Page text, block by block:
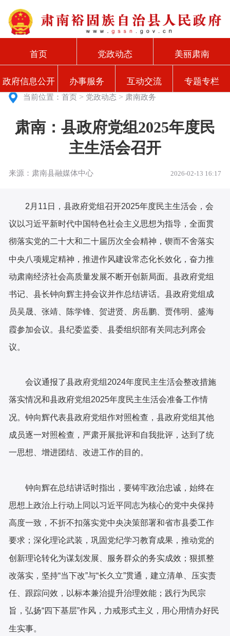
首页 党政动态 美丽肃南
政府信息公开 办事服务 互动交流 专题专栏
当前位置：首页 > 党政动态 > 肃南政务
肃南：县政府党组2025年度民
主生活会召开
来源：肃南县融媒体中心 2026-02-13 16:17
2月11日，县政府党组召开2025年度民主生活会，会
议以习近平新时代中国特色社会主义思想为指导，全面贯
彻落实党的二十大和二十届历次全会精神，锲而不舍落实
中央八项规定精神，推进作风建设常态化长效化，奋力推
动肃南经济社会高质量发展不断开创新局面。县政府党组
书记、县长钟向辉主持会议并作总结讲话。县政府党组成
员吴晟、张靖、陈学锋、贺进贤、房岳鹏、贾伟明、盛海
霞参加会议。县纪委监委、县委组织部有关同志列席会
议。
会议通报了县政府党组2024年度民主生活会整改措施
落实情况和县政府党组2025年度民主生活会准备工作情
况。钟向辉代表县政府党组作对照检查，县政府党组其他
成员逐一对照检查，严肃开展批评和自我批评，达到了统
一思想、增进团结、改进工作的目的。
钟向辉在总结讲话时指出，要铸牢政治忠诚，始终在
思想上政治上行动上同以习近平同志为核心的党中央保持
高度一致，不折不扣落实党中央决策部署和省市县委工作
要求；深化理论武装，巩固党纪学习教育成果，推动党的
创新理论转化为谋划发展、服务群众的务实成效；狠抓整
改落实，坚持“当下改”与“长久立”贯通，建立清单、压实责
任、跟踪问效，以标本兼治提升治理效能；践行为民宗
旨，弘扬“四下基层”作风，力戒形式主义，用心用情办好民
生实事。